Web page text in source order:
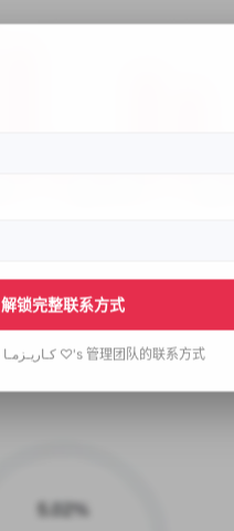
解锁完整联系方式
كـاريـزمـا 515 ♡'s 管理团队的联系方式